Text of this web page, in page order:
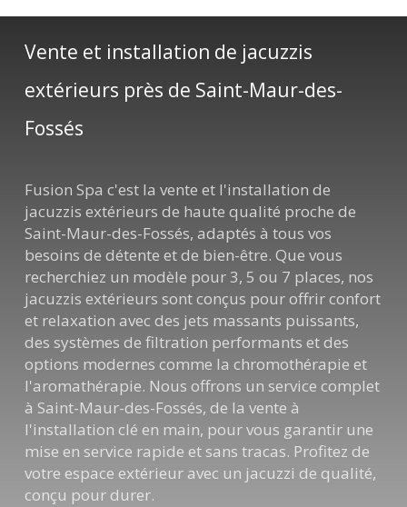
Vente et installation de jacuzzis
extérieurs près de Saint-Maur-des-
Fossés
Fusion Spa c'est la vente et l'installation de
jacuzzis extérieurs de haute qualité proche de
Saint-Maur-des-Fossés, adaptés à tous vos
besoins de détente et de bien-être. Que vous
recherchiez un modèle pour 3, 5 ou 7 places, nos
jacuzzis extérieurs sont conçus pour offrir confort
et relaxation avec des jets massants puissants,
des systèmes de filtration performants et des
options modernes comme la chromothérapie et
l'aromathérapie. Nous offrons un service complet
à Saint-Maur-des-Fossés, de la vente à
l'installation clé en main, pour vous garantir une
mise en service rapide et sans tracas. Profitez de
votre espace extérieur avec un jacuzzi de qualité,
conçu pour durer.